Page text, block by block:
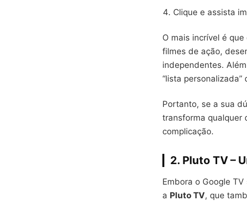
Clique e assista
O mais incrível é
filmes de ação,
independentes.
“lista personalizada”
Portanto, se a sua
transforma qualquer
complicação.
2. Pluto TV –
Embora o Google
a Pluto TV, que